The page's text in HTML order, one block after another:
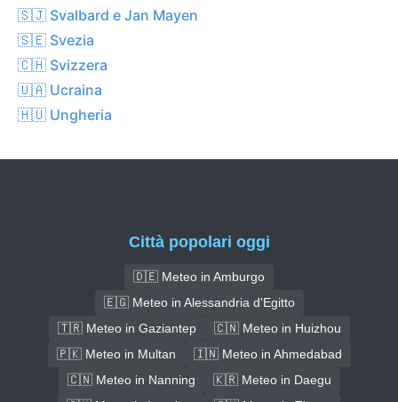
🇸🇯 Svalbard e Jan Mayen
🇸🇪 Svezia
🇨🇭 Svizzera
🇺🇦 Ucraina
🇭🇺 Ungheria
Città popolari oggi
🇩🇪 Meteo in Amburgo
🇪🇬 Meteo in Alessandria d'Egitto
🇹🇷 Meteo in Gaziantep
🇨🇳 Meteo in Huizhou
🇵🇰 Meteo in Multan
🇮🇳 Meteo in Ahmedabad
🇨🇳 Meteo in Nanning
🇰🇷 Meteo in Daegu